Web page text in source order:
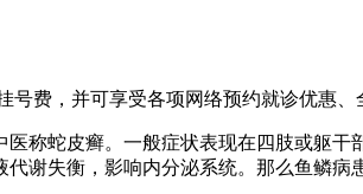
费，并可享受各项网络预约就诊优惠、
称蛇皮癣。一般症状表现在四肢或躯干
谢失衡，影响内分泌系统。那么鱼鳞病